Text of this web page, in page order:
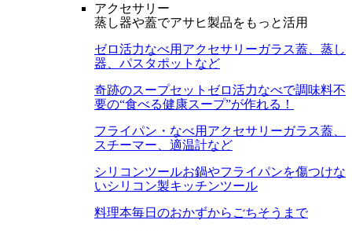
アクセサリー
蒸し器や蓋でアサヒ製品をもっと活用
ゼロ活力なべ用アクセサリーガラス蓋、蒸し
器、パスタポットなど
奇跡のスープセット ゼロ活力なべで調味料不
要の“食べる健康スープ”が作れる！
フライパン・なべ用アクセサリーガラス蓋、
スチーマー、適温計など
シリコンツールお鍋やフライパンを傷つけな
いシリコン製キッチンツール
料理本毎日のおかずからごちそうまで